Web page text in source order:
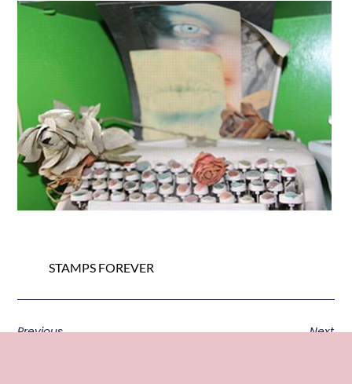
STAMPS FOREVER
Previous Next